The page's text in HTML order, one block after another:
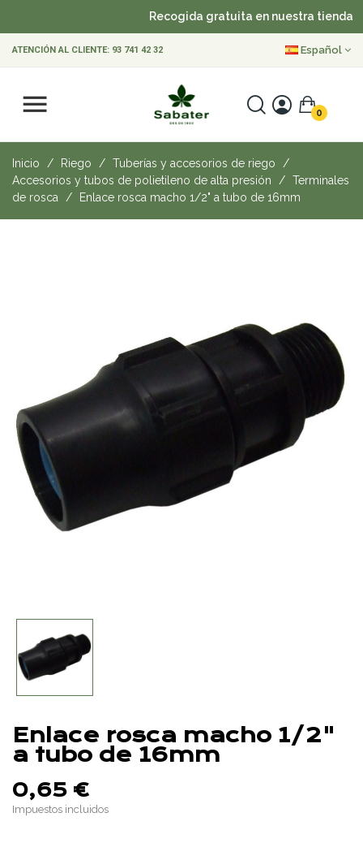
Recogida gratuita en nuestra tienda
ATENCIÓN AL CLIENTE: 93 741 42 32 Español
0
Inicio Riego
Tuberías y accesorios de riego
Accesorios y tubos de polietileno de alta presión
Terminales
de rosca
Enlace rosca macho 1/2" a tubo de 16mm
Enlace rosca macho 1/2"
a tubo de 16mm
0,65 €
Impuestos incluidos